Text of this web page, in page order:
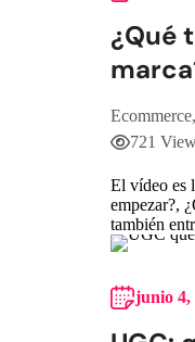
¿Qué
Ecommerce,
721
El vídeo es
empezar?,
también
junio 4,